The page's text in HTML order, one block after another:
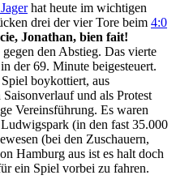
hat heute im wichtigen
drei der vier Tore beim 4:0
Jonathan, bien fait!
den Abstieg. Das vierte
der 69. Minute beigesteuert.
boykottiert, aus
und als Protest
Vereinsführung. Es waren
(in den fast 35.000
(bei den Zuschauern,
Hamburg aus ist es halt doch
ein Spiel vorbei zu fahren.